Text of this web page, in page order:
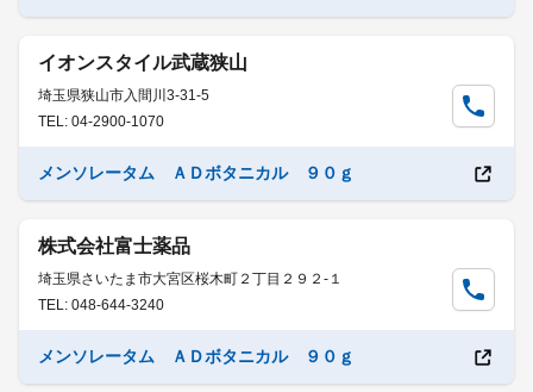
イオンスタイル武蔵狭山
埼玉県狭山市入間川3-31-5
TEL: 04-2900-1070
メンソレータム ＡＤボタニカル ９０ｇ
株式会社富士薬品
埼玉県さいたま市大宮区桜木町２丁目２９２-１
TEL: 048-644-3240
メンソレータム ＡＤボタニカル ９０ｇ